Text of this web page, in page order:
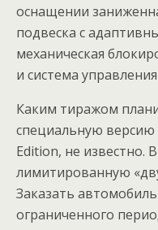
оснащении
подвеска с
механическая
и система
Каким тиражом
специальную версию
Edition, не известно.
лимитированную
Заказать
ограниченного